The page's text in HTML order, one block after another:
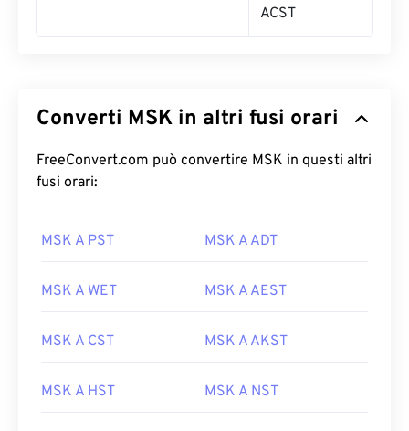
ACST
Converti MSK in altri fusi orari
FreeConvert.com può convertire MSK in questi altri
fusi orari:
MSK A PST MSK A ADT
MSK A WET MSK A AEST
MSK A CST MSK A AKST
MSK A HST MSK A NST